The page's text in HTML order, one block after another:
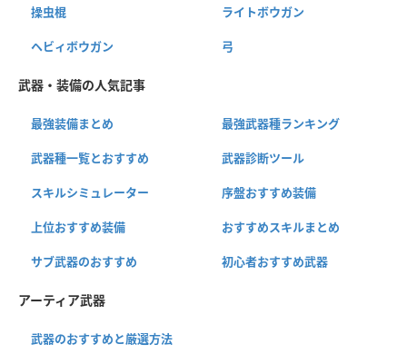
操虫棍 ライトボウガン
ヘビィボウガン 弓
武器・装備の人気記事
最強装備まとめ 最強武器種ランキング
武器種一覧とおすすめ 武器診断ツール
スキルシミュレーター 序盤おすすめ装備
上位おすすめ装備 おすすめスキルまとめ
サブ武器のおすすめ 初心者おすすめ武器
アーティア武器
武器のおすすめと厳選方法